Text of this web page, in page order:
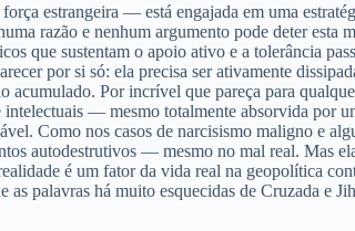
estrangeira — está engajada em uma
razão e nenhum argumento pode deter
que sustentam o apoio ativo e a tolerância
por si só: ela precisa ser ativamente
acumulado. Por incrível que pareça para
— mesmo totalmente absorvida por
Como nos casos de narcisismo maligno e
autodestrutivos — mesmo no mal real. Mas
é um fator da vida real na geopolítica
palavras há muito esquecidas de Cruzada e